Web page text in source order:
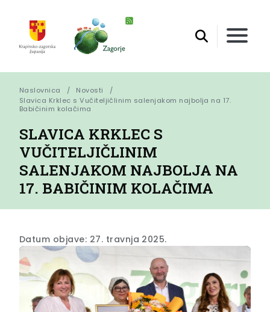
Naslovnica
Novosti
Slavica Krklec s Vučiteljičlinim salenjakom najbolja na 17.
Babičinim kolačima
SLAVICA KRKLEC S
VUČITELJIČLINIM
SALENJAKOM NAJBOLJA NA
17. BABIČINIM KOLAČIMA
Datum objave: 27. travnja 2025.